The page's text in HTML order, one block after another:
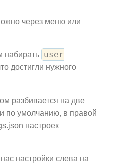
через меню или
набирать user
достигли нужного
разбивается на две
по умолчанию, в правой
настроек
настройки слева на